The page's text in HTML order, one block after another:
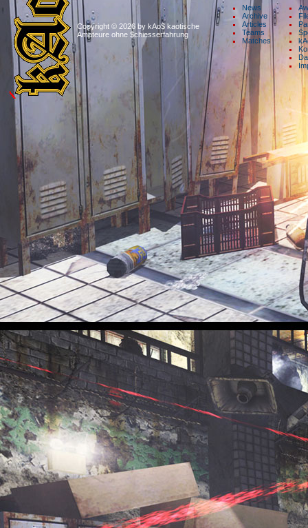
Copyright © 2026 by kAo$ kaotische
Amateure ohne $chiesserfahrung
News
Archive
Articles
Teams
Matches